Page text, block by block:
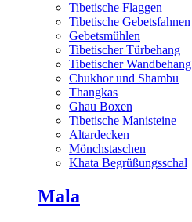
Tibetische Flaggen
Tibetische Gebetsfahnen
Gebetsmühlen
Tibetischer Türbehang
Tibetischer Wandbehang
Chukhor und Shambu
Thangkas
Ghau Boxen
Tibetische Manisteine
Altardecken
Mönchstaschen
Khata Begrüßungsschal
Mala